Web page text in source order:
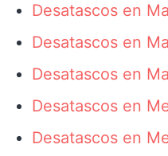
Desatascos en
Desatascos en
Desatascos en
Desatascos en
Desatascos en